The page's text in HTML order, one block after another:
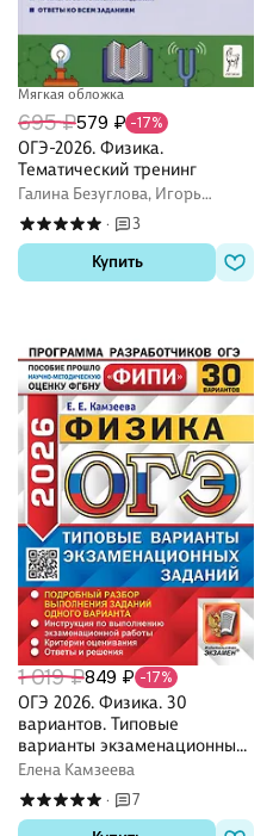
Мягкая обложка
695 ₽579 ₽ -17%
ОГЭ-2026. Физика.
Тематический тренинг
Галина Безуглова, Игорь
Джужук, Лев Монастырский
·
3
Купить
1 019 ₽849 ₽ -17%
ОГЭ 2026. Физика. 30
вариантов. Типовые
варианты экзаменационных
заданий. Подробный разбор
выполнения заданий одного
варианта. Инструкция по
выполнению
Елена Камзеева
·
7